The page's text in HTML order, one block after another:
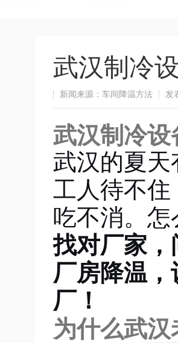
武汉制冷
新闻来源：车间降温方法 发
武汉制冷设
武汉的夏
工人待不
吃不消。怎
找对厂家
厂房降温
厂！
为什么武